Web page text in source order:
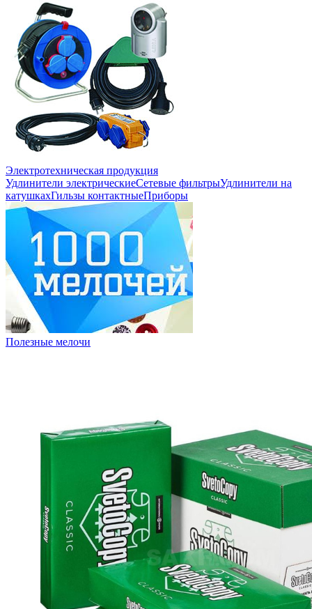
Электротехническая продукция
Удлинители электрическиеСетевые фильтрыУдлинители на
катушкахГильзы контактныеПриборы
Полезные мелочи